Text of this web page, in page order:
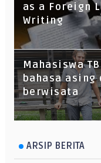
as a Foreign
Writing
Mahasiswa
bahasa asing
berwisata
ARSIP BERITA